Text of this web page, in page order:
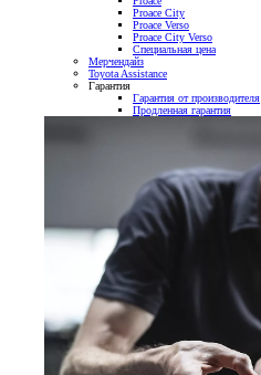
Proace City
Proace Verso
Proace City Verso
Специальная цена
Мерчендайз
Toyota Assistance
Гарантия
Гарантия от производителя
Продленная гарантия